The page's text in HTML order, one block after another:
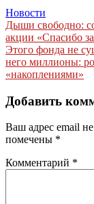
Новости
Навигация
по
записям
Дыши свободно:
акции «Спасибо
Этого фонда не
него миллионы:
«накоплениями»
Добавить
Ваш адрес email
помечены *
Комментарий *